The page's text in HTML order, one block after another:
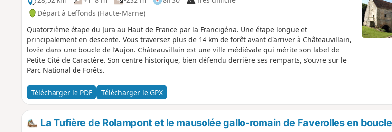
Départ à Leffonds (Haute-Marne)
Quatorzième étape du Jura au Haut de France par la Francigéna. Une étape longue et
principalement en descente. Vous traversez plus de 14 km de forêt avant d'arriver à Châteauvillain,
lovée dans une boucle de l’Aujon. Châteauvillain est une ville médiévale qui mérite son label de
Petite Cité de Caractère. Son centre historique, bien défendu derrière ses remparts, s’ouvre sur le
Parc National de Forêts.
Télécharger le PDF Télécharger le GPX
La Tufière de Rolampont et le mausolée gallo-romain de Faverolles en boucle